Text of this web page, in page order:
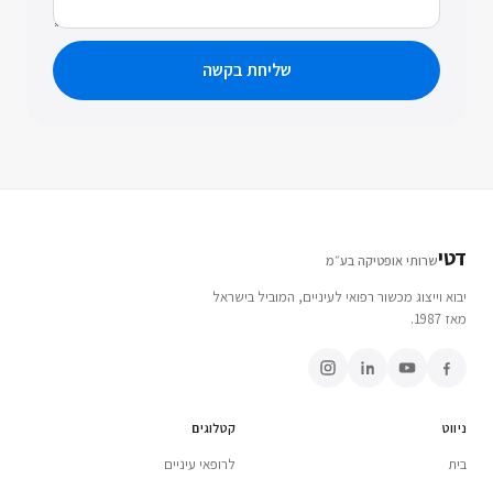
שליחת בקשה
דטישרותי אופטיקה בע״מ
יבוא וייצוג מכשור רפואי לעיניים, המוביל בישראל
מאז 1987.
ניווט
בית
קטלוגים
לרופאי עיניים